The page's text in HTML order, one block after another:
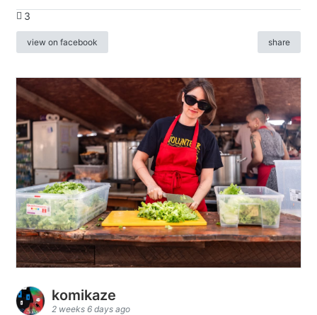
3
view on facebook share
komikaze
2 weeks 6 days ago